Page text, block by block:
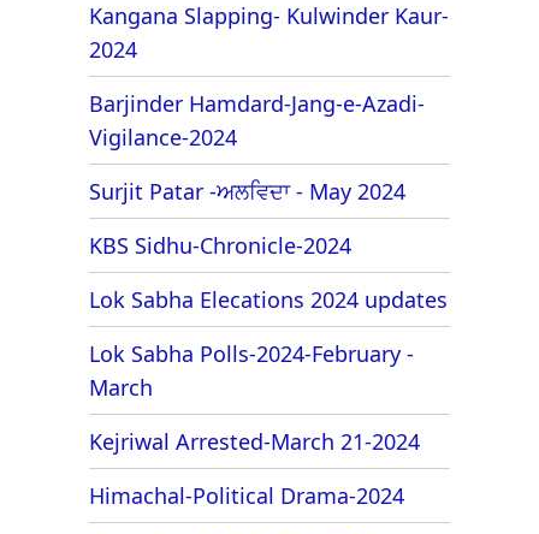
Kangana Slapping- Kulwinder Kaur-
2024
Barjinder Hamdard-Jang-e-Azadi-
Vigilance-2024
Surjit Patar -ਅਲਵਿਦਾ - May 2024
KBS Sidhu-Chronicle-2024
Lok Sabha Elecations 2024 updates
Lok Sabha Polls-2024-February -
March
Kejriwal Arrested-March 21-2024
Himachal-Political Drama-2024